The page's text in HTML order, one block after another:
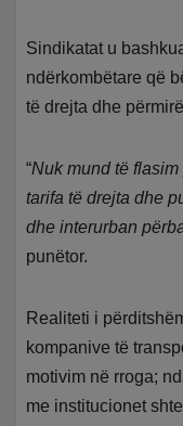
Sindikatat u
ndërkombëtare që
të drejta dhe
“Nuk mund të
tarifa të drejta dhe
dhe interurban
punëtor.
Realiteti i
kompanive të
motivim në rroga;
me institucionet